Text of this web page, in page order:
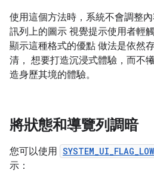
使用這個方法時，系統不會調整
訊列上的圖示 視覺提示使用者輕
顯示這種格式的優點 做法是依然
清， 想要打造沉浸式體驗，而不
造身歷其境的體驗。
將狀態和導覽列調暗
您可以使用
示：